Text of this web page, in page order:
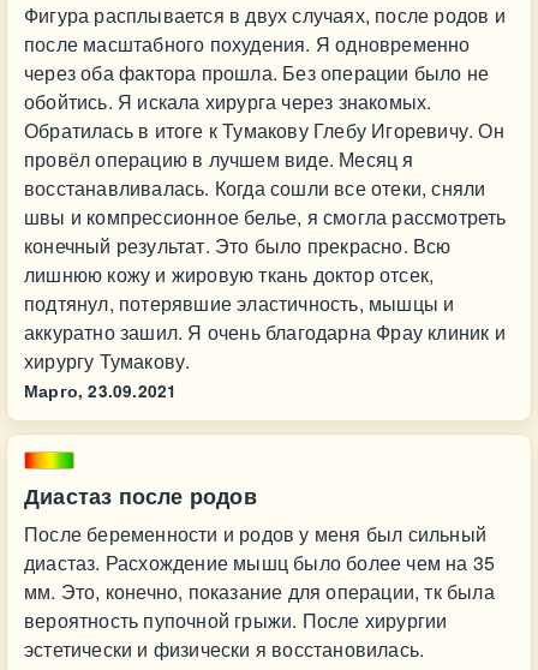
Фигура расплывается в двух случаях, после родов и
после масштабного похудения. Я одновременно
через оба фактора прошла. Без операции было не
обойтись. Я искала хирурга через знакомых.
Обратилась в итоге к Тумакову Глебу Игоревичу. Он
провёл операцию в лучшем виде. Месяц я
восстанавливалась. Когда сошли все отеки, сняли
швы и компрессионное белье, я смогла рассмотреть
конечный результат. Это было прекрасно. Всю
лишнюю кожу и жировую ткань доктор отсек,
подтянул, потерявшие эластичность, мышцы и
аккуратно зашил. Я очень благодарна Фрау клиник и
хирургу Тумакову.
Марго, 23.09.2021
Диастаз после родов
После беременности и родов у меня был сильный
диастаз. Расхождение мышц было более чем на 35
мм. Это, конечно, показание для операции, тк была
вероятность пупочной грыжи. После хирургии
эстетически и физически я восстановилась.